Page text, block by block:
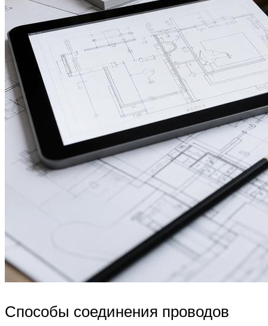
Способы соединения проводов